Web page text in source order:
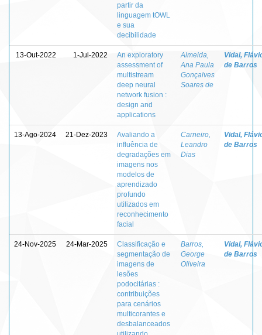
partir da
linguagem tOWL
e sua
decibilidade
13-Out-2022 1-Jul-2022
An exploratory
assessment of
multistream
deep neural
network fusion :
design and
applications
Almeida,
Ana Paula
Gonçalves
Soares de
Vidal,
de Barros
13-Ago-2024 21-Dez-2023
Avaliando a
influência de
degradações em
imagens nos
modelos de
aprendizado
profundo
utilizados em
reconhecimento
facial
Carneiro,
Leandro
Dias
Vidal,
de Barros
24-Nov-2025 24-Mar-2025
Classificação e
segmentação de
imagens de
lesões
podocitárias :
contribuições
para cenários
multicorantes e
desbalanceados
Barros,
George
Oliveira
Vidal,
de Barros